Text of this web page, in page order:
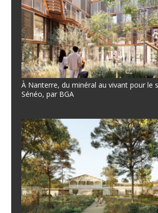
À Nanterre, du minéral au vivant pour le
Sénéo, par BGA